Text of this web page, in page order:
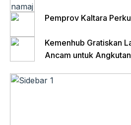
Pemprov Kaltara
Kemenhub Gratiskan
Ancam untuk